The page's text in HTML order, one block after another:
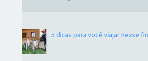
5 dicas para você viajar nesse